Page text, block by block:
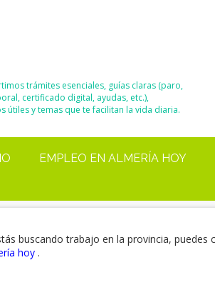
trámites esenciales, guías claras (paro,
certificado digital, ayudas, etc.),
útiles y temas que te facilitan la vida diaria.
EMPLEO EN ALMERÍA HOY
buscando trabajo en la provincia, puedes
hoy .